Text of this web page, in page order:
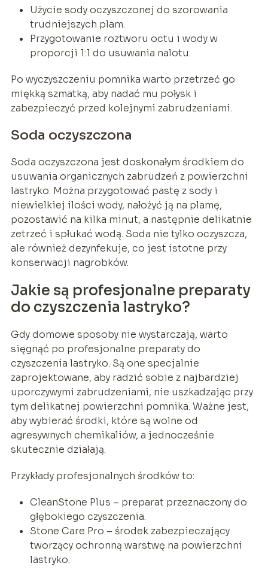
Użycie sody oczyszczonej do szorowania
trudniejszych plam.
Przygotowanie roztworu octu i wody w
proporcji 1:1 do usuwania nalotu.
Po wyczyszczeniu pomnika warto przetrzeć go
miękką szmatką, aby nadać mu połysk i
zabezpieczyć przed kolejnymi zabrudzeniami.
Soda oczyszczona
Soda oczyszczona jest doskonałym środkiem do
usuwania organicznych zabrudzeń z powierzchni
lastryko. Można przygotować pastę z sody i
niewielkiej ilości wody, nałożyć ją na plamę,
pozostawić na kilka minut, a następnie delikatnie
zetrzeć i spłukać wodą. Soda nie tylko oczyszcza,
ale również dezynfekuje, co jest istotne przy
konserwacji nagrobków.
Jakie są profesjonalne preparaty
do czyszczenia lastryko?
Gdy domowe sposoby nie wystarczają, warto
sięgnąć po profesjonalne preparaty do
czyszczenia lastryko. Są one specjalnie
zaprojektowane, aby radzić sobie z najbardziej
uporczywymi zabrudzeniami, nie uszkadzając przy
tym delikatnej powierzchni pomnika. Ważne jest,
aby wybierać środki, które są wolne od
agresywnych chemikaliów, a jednocześnie
skutecznie działają.
Przykłady profesjonalnych środków to:
CleanStone Plus – preparat przeznaczony do
głębokiego czyszczenia.
Stone Care Pro – środek zabezpieczający
tworzący ochronną warstwę na powierzchni
lastryko.